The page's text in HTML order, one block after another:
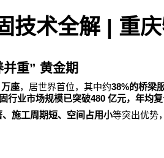
技术全解 | 重
并重” 黄金期
万座，居世界首位，其中约38%的桥梁
行业市场规模已突破480 亿元，年均
施工周期短、空间占用小等突出优势